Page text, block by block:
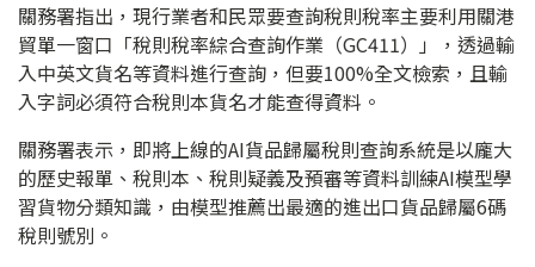
關務署指出，現行業者和民眾要查詢稅則稅率主要利用關港
貿單一窗口「稅則稅率綜合查詢作業（GC411）」，透過輸
入中英文貨名等資料進行查詢，但要100%全文檢索，且輸
入字詞必須符合稅則本貨名才能查得資料。
關務署表示，即將上線的AI貨品歸屬稅則查詢系統是以龐大
的歷史報單、稅則本、稅則疑義及預審等資料訓練AI模型學
習貨物分類知識，由模型推薦出最適的進出口貨品歸屬6碼
稅則號別。